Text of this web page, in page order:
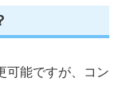
可能ですが、コン